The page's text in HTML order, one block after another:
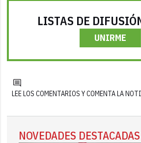
LISTAS DE
UNIRME
LEE LOS COMENTARIOS Y COMENTA LA
NOVEDADES DESTACADAS